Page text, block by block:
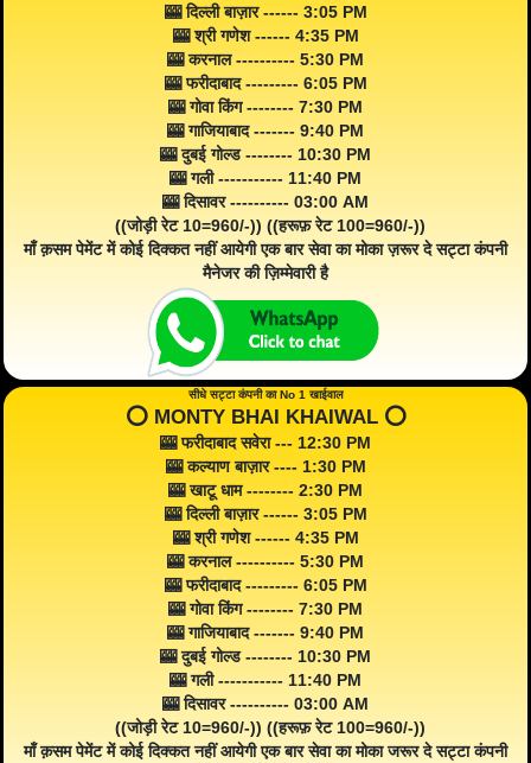
🎰 दिल्ली बाज़ार ------ 3:05 PM
🎰 श्री गणेश ------ 4:35 PM
🎰 करनाल ---------- 5:30 PM
🎰 फरीदाबाद --------- 6:05 PM
🎰 गोवा किंग -------- 7:30 PM
🎰 गाजियाबाद ------- 9:40 PM
🎰 दुबई गोल्ड -------- 10:30 PM
🎰 गली ----------- 11:40 PM
🎰 दिसावर ---------- 03:00 AM
((जोड़ी रेट 10=960/-)) ((हरूफ़ रेट 100=960/-))
माँ क़सम पेमेंट में कोई दिक्कत नहीं आयेगी एक बार सेवा का मोका ज़रूर दे सट्टा कंपनी
मैनेजर की ज़िम्मेवारी है
सीधे सट्टा कंपनी का No 1 खाईवाल
⭕️ MONTY BHAI KHAIWAL ⭕️
🎰 फरीदाबाद सवेरा --- 12:30 PM
🎰 कल्याण बाज़ार ---- 1:30 PM
🎰 खाटू धाम -------- 2:30 PM
🎰 दिल्ली बाज़ार ------ 3:05 PM
🎰 श्री गणेश ------ 4:35 PM
🎰 करनाल ---------- 5:30 PM
🎰 फरीदाबाद --------- 6:05 PM
🎰 गोवा किंग -------- 7:30 PM
🎰 गाजियाबाद ------- 9:40 PM
🎰 दुबई गोल्ड -------- 10:30 PM
🎰 गली ----------- 11:40 PM
🎰 दिसावर ---------- 03:00 AM
((जोड़ी रेट 10=960/-)) ((हरूफ़ रेट 100=960/-))
माँ क़सम पेमेंट में कोई दिक्कत नहीं आयेगी एक बार सेवा का मोका जरूर दे सट्टा कंपनी